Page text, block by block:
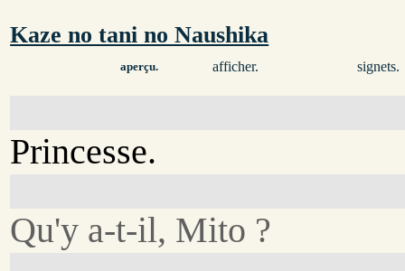
Kaze no tani no Naushika
aperçu. afficher. signets.
Princesse.
Qu'y a-t-il, Mito ?